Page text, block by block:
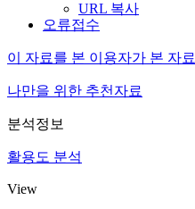
URL 복사
오류접수
이 자료를 본 이용자가 본 자료
나만을 위한 추천자료
분석정보
활용도 분석
View